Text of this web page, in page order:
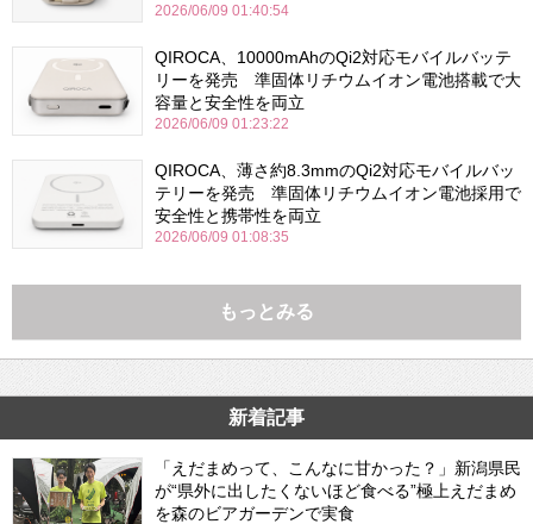
2026/06/09 01:40:54
QIROCA、10000mAhのQi2対応モバイルバッテ
リーを発売 準固体リチウムイオン電池搭載で大
容量と安全性を両立
2026/06/09 01:23:22
QIROCA、薄さ約8.3mmのQi2対応モバイルバッ
テリーを発売 準固体リチウムイオン電池採用で
安全性と携帯性を両立
2026/06/09 01:08:35
もっとみる
新着記事
「えだまめって、こんなに甘かった？」新潟県民
が“県外に出したくないほど食べる”極上えだまめ
を森のビアガーデンで実食